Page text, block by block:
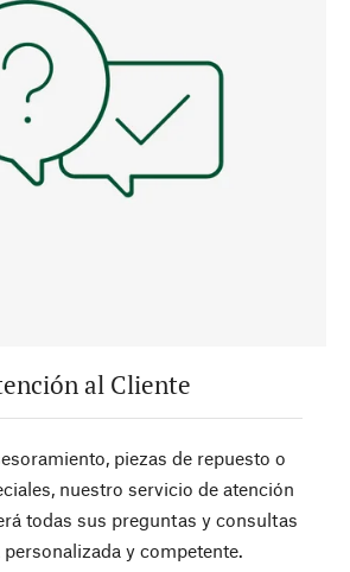
al Cliente
piezas de repuesto o
nuestro servicio de atención
todas sus preguntas y consultas
y competente.